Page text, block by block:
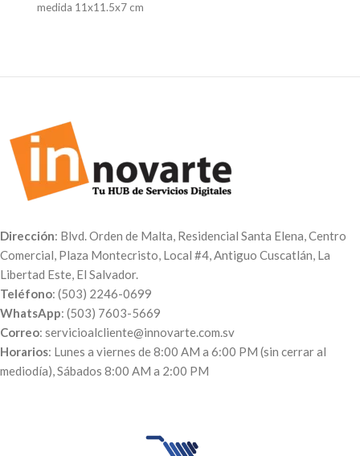
medida 11x11.5x7 cm
Dirección: Blvd. Orden de Malta, Residencial Santa Elena, Centro
Comercial, Plaza Montecristo, Local #4, Antiguo Cuscatlán, La
Libertad Este, El Salvador.
Teléfono: (503) 2246-0699
WhatsApp: (503) 7603-5669
Correo: servicioalcliente@innovarte.com.sv
Horarios: Lunes a viernes de 8:00 AM a 6:00 PM (sin cerrar al
mediodía), Sábados 8:00 AM a 2:00 PM